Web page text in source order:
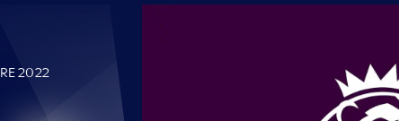
2022